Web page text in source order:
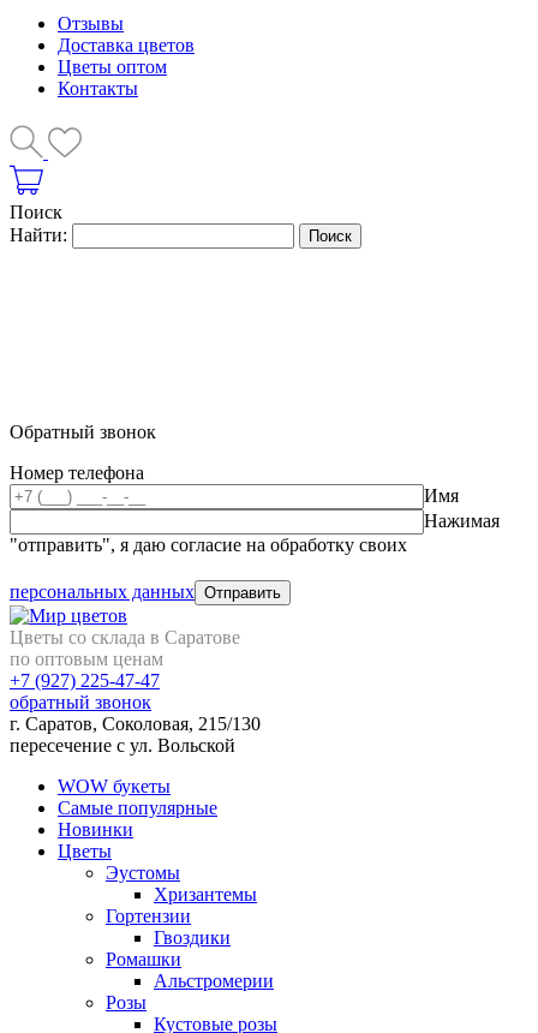
Отзывы
Доставка цветов
Цветы оптом
Контакты
Поиск
Найти:
Обратный звонок
Номер телефона
Имя
Нажимая
"отправить", я даю согласие на обработку своих
персональных данных
Цветы со склада в Саратове
по оптовым ценам
+7 (927) 225-47-47
обратный звонок
г. Саратов, Соколовая, 215/130
пересечение с ул. Вольской
WOW букеты
Самые популярные
Новинки
Цветы
Эустомы
Хризантемы
Гортензии
Гвоздики
Ромашки
Альстромерии
Розы
Кустовые розы